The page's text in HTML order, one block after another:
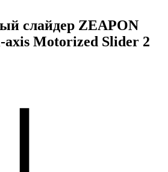
слайдер ZEAPON
Motorized Slider 2